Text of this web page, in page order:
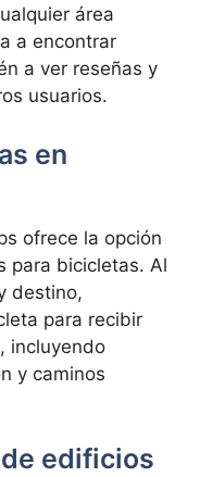
área
a encontrar
a ver reseñas y
usuarios.
en
ofrece la opción
para bicicletas. Al
destino,
para recibir
incluyendo
y caminos
edificios